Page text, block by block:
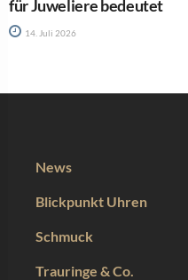
für Juweliere bedeutet
14. Juli 2026
News
Blickpunkt Uhren
Schmuck
Trauringe & Co.